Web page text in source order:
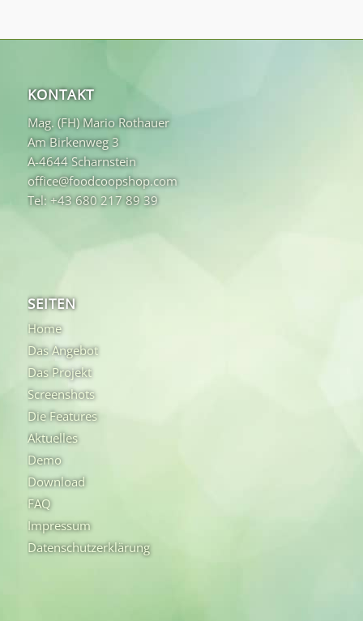
KONTAKT
Mag. (FH) Mario Rothauer
Am Birkenweg 3
A-4644 Scharnstein
office@foodcoopshop.com
Tel: +43 680 217 89 39
SEITEN
Home
Das Angebot
Das Projekt
Screenshots
Die Features
Aktuelles
Demo
Download
FAQ
Impressum
Datenschutzerklärung